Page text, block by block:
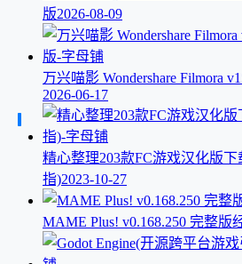
版2026-08-09
万兴喵影 Wondershare Filmora
2026-06-17
精心整理203款FC游戏汉化版
指)2023-10-27
MAME Plus! v0.168.250 完整版